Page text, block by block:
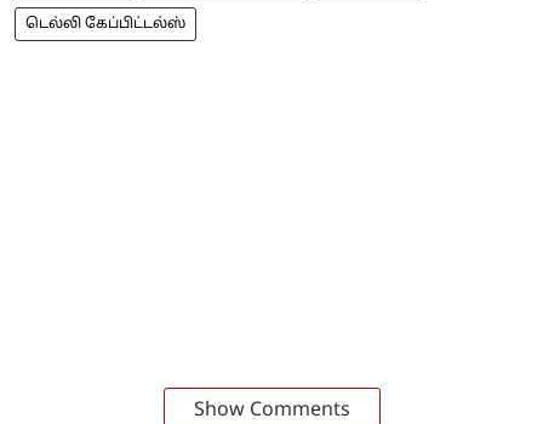
டெல்லி கேப்பிட்டல்ஸ்
Show Comments